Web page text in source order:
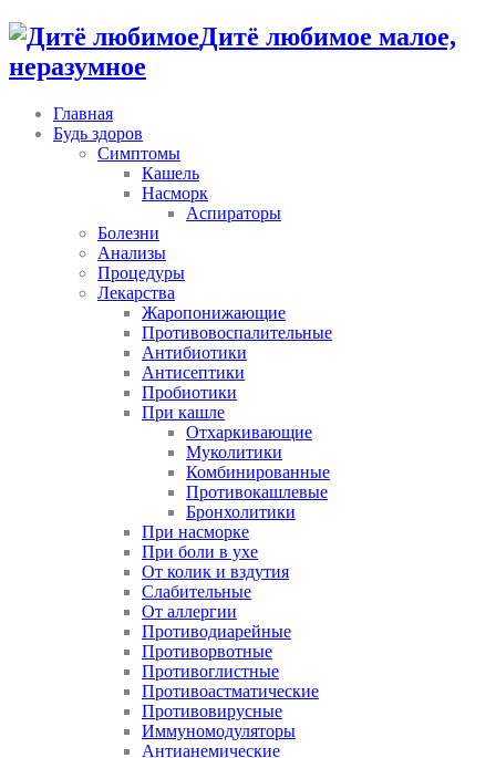
Дитё любимое малое,
неразумное
Главная
Будь здоров
Симптомы
Кашель
Насморк
Аспираторы
Болезни
Анализы
Процедуры
Лекарства
Жаропонижающие
Противовоспалительные
Антибиотики
Антисептики
Пробиотики
При кашле
Отхаркивающие
Муколитики
Комбинированные
Противокашлевые
Бронхолитики
При насморке
При боли в ухе
От колик и вздутия
Слабительные
От аллергии
Противодиарейные
Противорвотные
Противоглистные
Противоастматические
Противовирусные
Иммуномодуляторы
Антианемические